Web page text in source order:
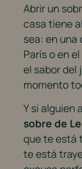
Abrir un
casa tiene
sea: en una
París o en
el sabor del
momento
Y si alguien
sobre de
que te está
te está